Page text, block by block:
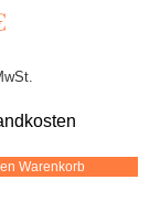
Warenkorb